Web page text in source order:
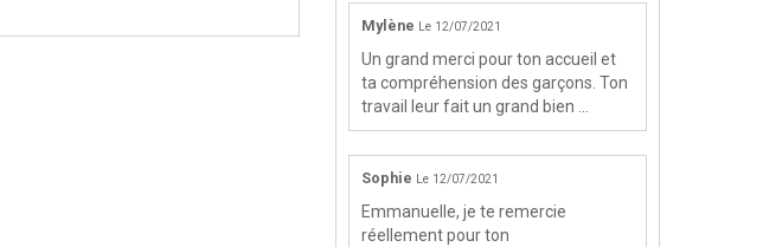
Mylène Le 12/07/2021
Un grand merci pour ton accueil et
ta compréhension des garçons. Ton
travail leur fait un grand bien ...
Sophie Le 12/07/2021
Emmanuelle, je te remercie
réellement pour ton